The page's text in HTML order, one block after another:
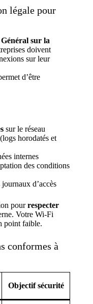
légale pour
sur la
doivent
sur leur
d’être
sur le réseau
(logs horodatés et
internes
des conditions
journaux d’accès
pourrespecter
Votre Wi-Fi
point faible.
conformes à
Objectif sécurité